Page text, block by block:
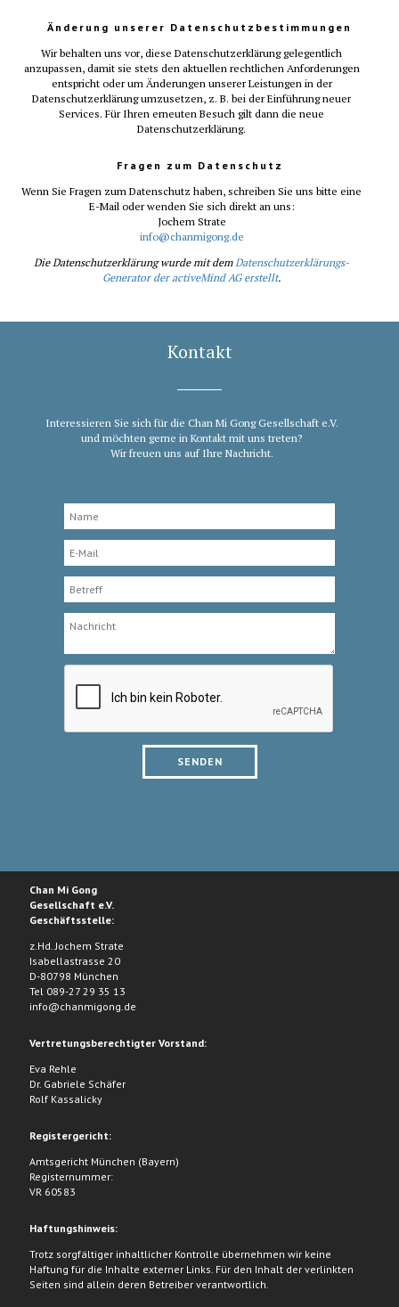
Änderung unserer Datenschutzbestimmungen
Wir behalten uns vor, diese Datenschutzerklärung gelegentlich
anzupassen, damit sie stets den aktuellen rechtlichen Anforderungen
entspricht oder um Änderungen unserer Leistungen in der
Datenschutzerklärung umzusetzen, z. B. bei der Einführung neuer
Services. Für Ihren erneuten Besuch gilt dann die neue
Datenschutzerklärung.
Fragen zum Datenschutz
Wenn Sie Fragen zum Datenschutz haben, schreiben Sie uns bitte eine
E-Mail oder wenden Sie sich direkt an uns:
Jochem Strate
info@chanmigong.de
Die Datenschutzerklärung wurde mit demDatenschutzerklärungs-
Generator der activeMind AG erstellt.
Kontakt
Interessieren Sie sich für die Chan Mi Gong Gesellschaft e.V.
und möchten gerne in Kontakt mit uns treten?
Wir freuen uns auf Ihre Nachricht.
Chan Mi Gong
Gesellschaft e.V.
Geschäftsstelle:
z.Hd. Jochem Strate
Isabellastrasse 20
D-80798 München
Tel 089-27 29 35 13
info@chanmigong.de
Vertretungsberechtigter Vorstand:
Eva Rehle
Dr. Gabriele Schäfer
Rolf Kassalicky
Registergericht:
Amtsgericht München (Bayern)
Registernummer:
VR 60583
Haftungshinweis:
Trotz sorgfältiger inhaltlicher Kontrolle übernehmen wir keine
Haftung für die Inhalte externer Links. Für den Inhalt der verlinkten
Seiten sind allein deren Betreiber verantwortlich.